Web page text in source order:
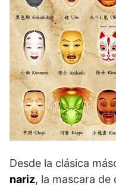
Desde la clásica
nariz, la mascara